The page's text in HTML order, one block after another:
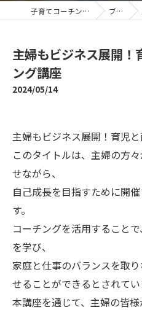
子育てコーチングならYTC ブログ
主婦もビジネス展開！
ング講座
2024/05/14
主婦もビジネス展開！育児
このタイトルは、主婦の方
せながら、
自己成長を目指すために開
す。
コーチングを活用すること
を学び、
家庭と仕事のバランスを取
せることができるとされてい
本講座を通じて、主婦の皆